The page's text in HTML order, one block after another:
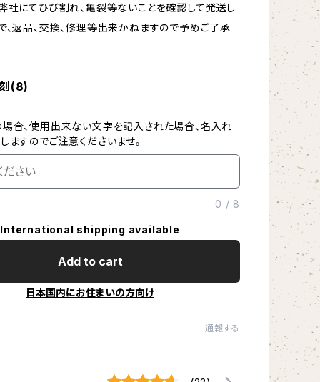
社にてひび割れ、亀裂等ないことを確認して発送し
、返品、交換、修理等出来かねますので予めご了承
(8)
合、使用出来ない文字を記入された場合、名入れ
ますのでご注意くださいませ。
0 / 8
International shipping available
Add to cart
日本国内にお住まいの方向け
通報する